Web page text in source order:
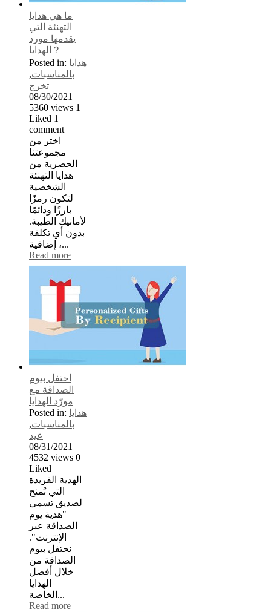
ما هي هدايا
التهنئة التي
يقدمها مورد
الهدايا？
Posted in: هدايا
بالمناسبات,
تخرج
08/30/2021
5360 views 1
Liked 1
comment
اختر من
مجموعتنا
الحصرية من
هدايا التهنئة
الشخصية
لتكون رمزًا
بارزًا ودائمًا
لأمانيك الطيبة.
بدون أي تكلفة
إضافية ،...
Read more
احتفل بيوم
الصداقة مع
مورّد الهدايا
Posted in: هدايا
بالمناسبات,
عيد
08/31/2021
4532 views 0
Liked
الهدية الفريدة
التي تُمنح
لصديق تسمى
"هدية يوم
الصداقة عبر
الإنترنت".
نحتفل بيوم
الصداقة من
خلال أفضل
الهدايا
الخاصة...
Read more